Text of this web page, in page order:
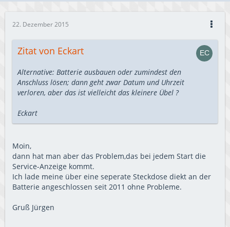
22. Dezember 2015
Zitat von Eckart
Alternative: Batterie ausbauen oder zumindest den
Anschluss lösen; dann geht zwar Datum und Uhrzeit
verloren, aber das ist vielleicht das kleinere Übel ?
Eckart
Moin,
dann hat man aber das Problem,das bei jedem Start die
Service-Anzeige kommt.
Ich lade meine über eine seperate Steckdose diekt an der
Batterie angeschlossen seit 2011 ohne Probleme.
Gruß Jürgen